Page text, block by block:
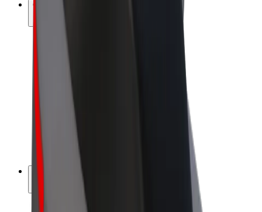
Colabora con Bolt
Franquicias
Empresa
Trabaja con nosotros